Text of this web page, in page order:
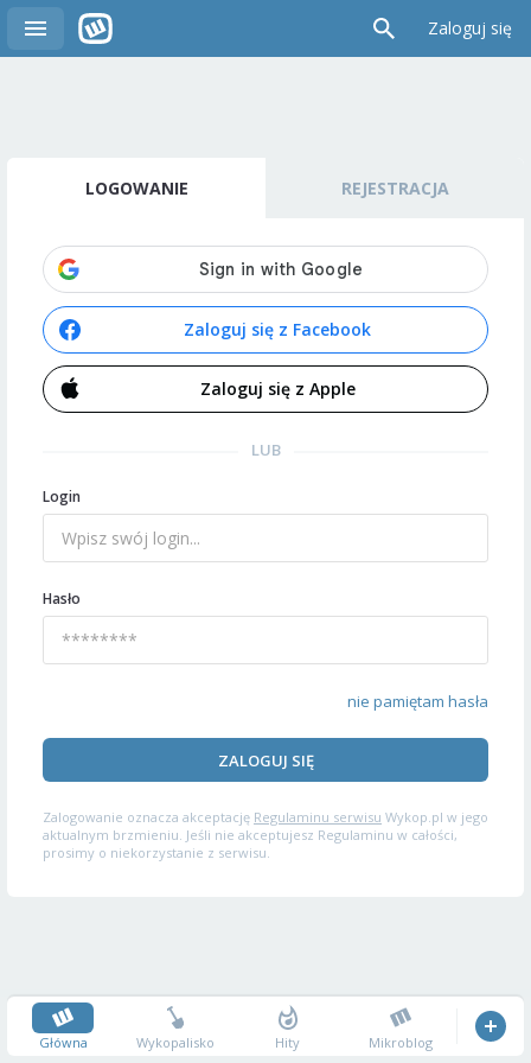
Zaloguj się
LOGOWANIE REJESTRACJA
Zaloguj się z Facebook
Zaloguj się z Apple
LUB
Login
Hasło
nie pamiętam hasła
ZALOGUJ SIĘ
Zalogowanie oznacza akceptację Regulaminu serwisu Wykop.pl w jego
aktualnym brzmieniu. Jeśli nie akceptujesz Regulaminu w całości,
prosimy o niekorzystanie z serwisu.
Główna Wykopalisko Hity Mikroblog